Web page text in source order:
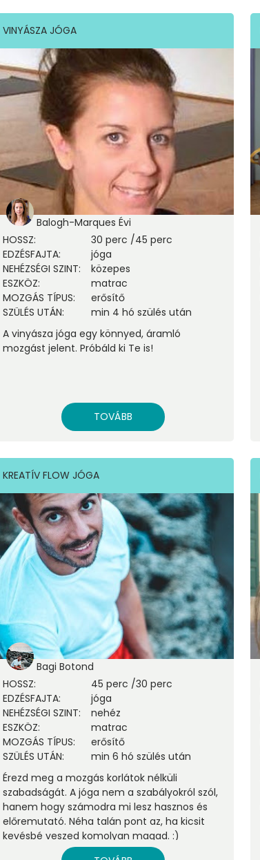
VINYÁSZA JÓGA
Balogh-Marques Évi
HOSSZ: 30 perc /45 perc
EDZÉSFAJTA:
jóga
NEHÉZSÉGI SZINT:
közepes
ESZKÖZ:
matrac
MOZGÁS TÍPUS:
erősítő
SZÜLÉS UTÁN:
min 4 hó szülés után
A vinyásza jóga egy könnyed, áramló
mozgást jelent. Próbáld ki Te is!
TOVÁBB
KREATÍV FLOW JÓGA
Bagi Botond
HOSSZ: 45 perc /30 perc
EDZÉSFAJTA:
jóga
NEHÉZSÉGI SZINT:
nehéz
ESZKÖZ:
matrac
MOZGÁS TÍPUS:
erősítő
SZÜLÉS UTÁN:
min 6 hó szülés után
Érezd meg a mozgás korlátok nélküli
szabadságát. A jóga nem a szabályokról szól,
hanem hogy számodra mi lesz hasznos és
előremutató. Néha talán pont az, ha kicsit
kevésbé veszed komolyan magad. :)